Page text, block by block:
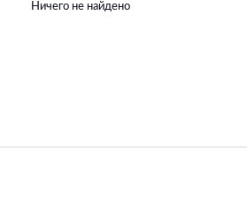
Ничего не найдено